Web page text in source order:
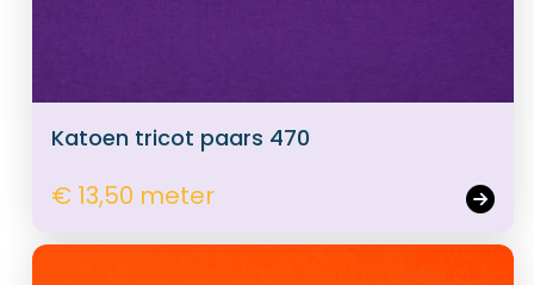
Katoen tricot paars 470
€ 13,50 meter